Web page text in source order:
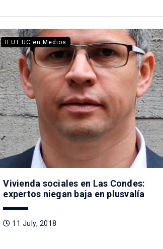
IEUT UC en Medios
Vivienda sociales en Las Condes:
expertos niegan baja en plusvalía
11 July, 2018